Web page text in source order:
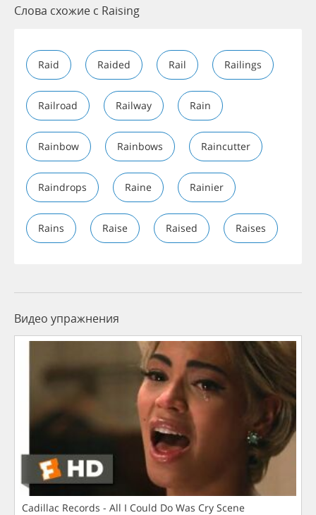
Слова схожие с Raising
Raid Raided Rail Railings
Railroad Railway Rain
Rainbow Rainbows Raincutter
Raindrops Raine Rainier
Rains Raise Raised Raises
Видео упражнения
Cadillac Records - All I Could Do Was Cry Scene